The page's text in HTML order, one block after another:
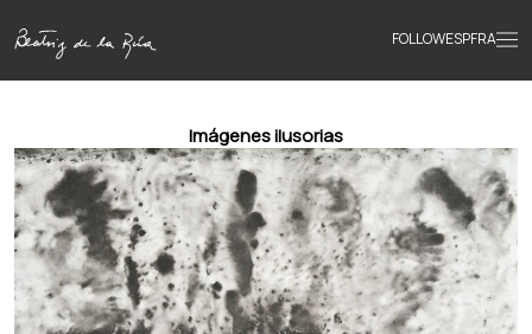
FOLLOWESPFRA
Home
Portfolio
Texts
Imágenes ilusorias